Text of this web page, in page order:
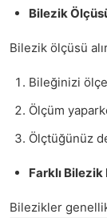
Bilezik
Bilezik ölçüsü
Bileğinizi
Ölçüm
Ölçtüğünüz
Farklı Bilezik
Bilezikler